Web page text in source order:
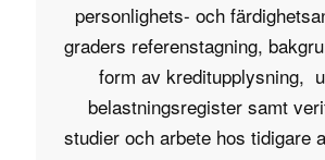
personlighets- och
graders referenstagning,
form av kreditupplysning,
belastningsregister samt
studier och arbete hos tidigare